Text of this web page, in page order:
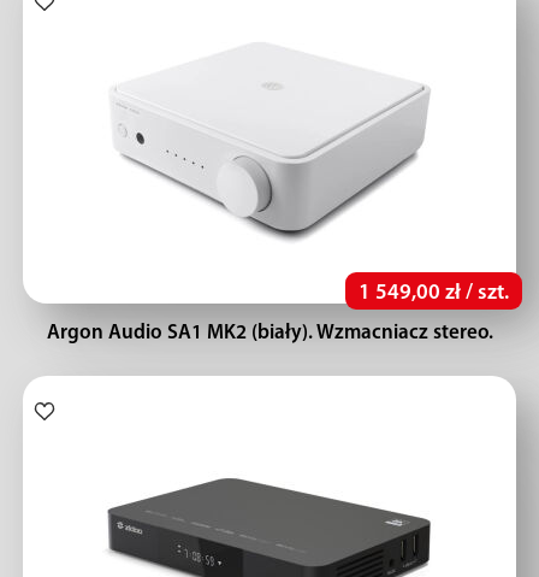
1 549,00 zł / szt.
Argon Audio SA1 MK2 (biały). Wzmacniacz stereo.